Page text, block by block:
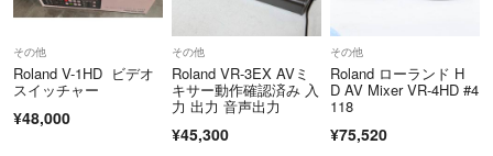
その他
Roland V-1HD ビデオ
スイッチャー
¥48,000
その他
Roland VR-3EX AVミ
キサー動作確認済み 入
力 出力 音声出力
¥45,300
その他
Roland ローランド H
D AV Mixer VR-4HD #4
118
¥75,520